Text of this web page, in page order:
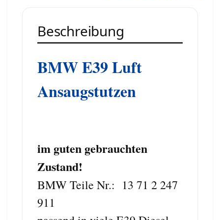
Beschreibung
BMW E39 Luft
Ansaugstutzen
im guten gebrauchten
Zustand!
BMW Teile Nr.: 13 71 2 247
911